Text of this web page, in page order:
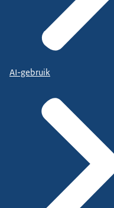
AI-gebruik